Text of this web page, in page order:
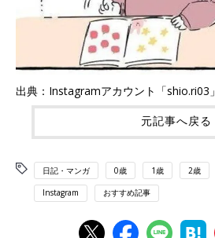
出典：Instagramアカウント「shio.ri03」
元記事へ戻る
日記・マンガ 0歳 1歳 2歳
Instagram おすすめ記事